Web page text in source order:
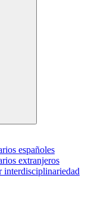
españoles
extranjeros
interdisciplinariedad